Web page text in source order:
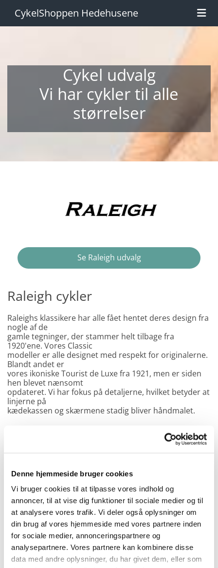
Denne hjemmeside bruger cookies
Vi bruger cookies til at tilpasse vores indhold og
annoncer, til at vise dig funktioner til sociale medier og til
at analysere vores trafik. Vi deler også oplysninger om
din brug af vores hjemmeside med vores partnere inden
for sociale medier, annonceringspartnere og
analysepartnere. Vores partnere kan kombinere disse
data med andre oplysninger, du har givet dem, eller som
CykelShoppen Hedehusene
Cykel udvalg
Vi har cykler til alle
størrelser
Se Raleigh udvalg
Raleigh cykler
Raleighs klassikere har alle fået hentet deres design fra
nogle af de
gamle tegninger, der stammer helt tilbage fra
1920'ene. Vores Classic
modeller er alle designet med respekt for originalerne.
Blandt andet er
vores ikoniske Tourist de Luxe fra 1921, men er siden
hen blevet nænsomt
opdateret. Vi har fokus på detaljerne, hvilket betyder at
linjerne på
kædekassen og skærmene stadig bliver håndmalet.